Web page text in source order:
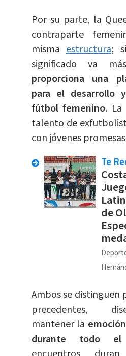
Por su parte, la
contraparte
misma estructura;
significado va
proporciona una
para el desarrollo
fútbol femenino. La
talento de
con jóvenes
Te
de
Ambos se distinguen
precedentes,
mantener la
durante todo el